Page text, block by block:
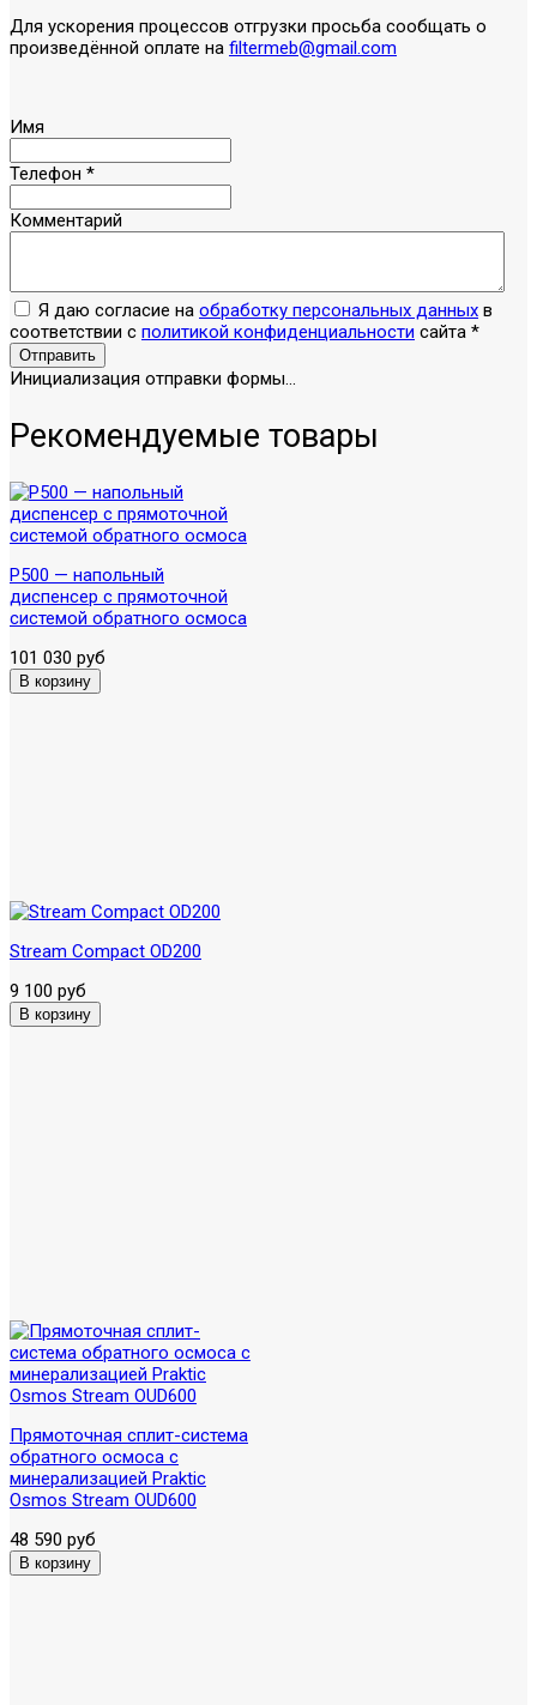
Для ускорения процессов отгрузки просьба сообщать о
произведённой оплате на filtermeb@gmail.com
Имя
Телефон *
Комментарий
Я даю согласие на обработку персональных данных в
соответствии с политикой конфиденциальности сайта *
Отправить
Инициализация отправки формы...
Рекомендуемые товары
P500 — напольный
диспенсер с прямоточной
системой обратного осмоса
101 030 руб
Stream Compact OD200
9 100 руб
Прямоточная сплит-система
обратного осмоса с
минерализацией Praktic
Osmos Stream OUD600
48 590 руб